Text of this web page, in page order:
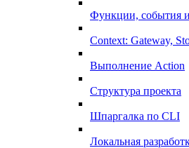
Функции, события
Context: Gateway,
Выполнение Action
Структура проекта
Шпаргалка по CLI
Локальная